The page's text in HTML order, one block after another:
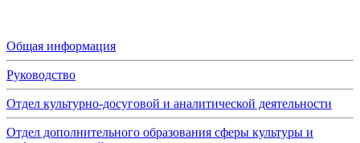
Общая информация
Руководство
Отдел культурно-досуговой и аналитической деятельности
Отдел дополнительного образования сферы культуры и